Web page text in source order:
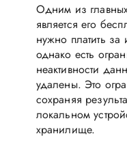
Одним из
является его
нужно платить
однако есть
неактивности
удалены. Это
сохраняя
локальном
хранилище.